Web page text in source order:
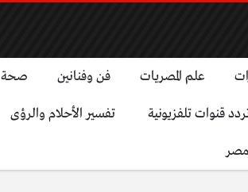
علم المصريات فن وفنانين صحة
قنوات تلفزيونية تفسير الأحلام والرؤى